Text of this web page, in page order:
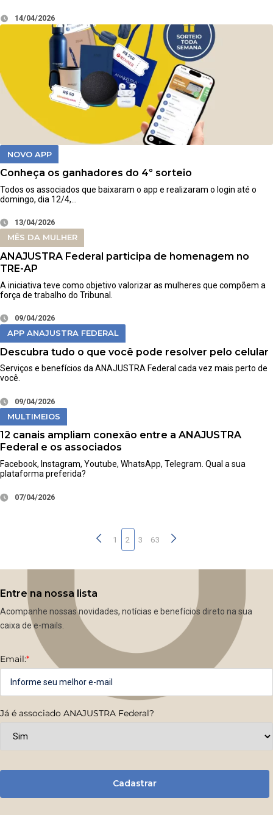
14/04/2026
NOVO APP
Conheça os ganhadores do 4º sorteio
Todos os associados que baixaram o app e realizaram o login até o
domingo, dia 12/4,…
13/04/2026
MÊS DA MULHER
ANAJUSTRA Federal participa de homenagem no
TRE-AP
A iniciativa teve como objetivo valorizar as mulheres que compõem a
força de trabalho do Tribunal.
09/04/2026
APP ANAJUSTRA FEDERAL
Descubra tudo o que você pode resolver pelo celular
Serviços e benefícios da ANAJUSTRA Federal cada vez mais perto de
você.
09/04/2026
MULTIMEIOS
12 canais ampliam conexão entre a ANAJUSTRA
Federal e os associados
Facebook, Instagram, Youtube, WhatsApp, Telegram. Qual a sua
plataforma preferida?
07/04/2026
1 2 3 63
Entre na nossa lista
Acompanhe nossas novidades, notícias e benefícios direto na sua
caixa de e-mails.
Email:*
Já é associado ANAJUSTRA Federal?
Cadastrar